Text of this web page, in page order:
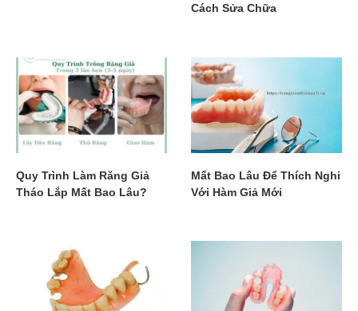
Cách Sửa Chữa
Quy Trình Làm Răng Giả
Tháo Lắp Mất Bao Lâu?
Mất Bao Lâu Để Thích Nghi
Với Hàm Giả Mới